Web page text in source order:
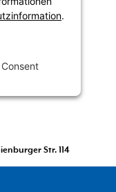
.
Str. 114